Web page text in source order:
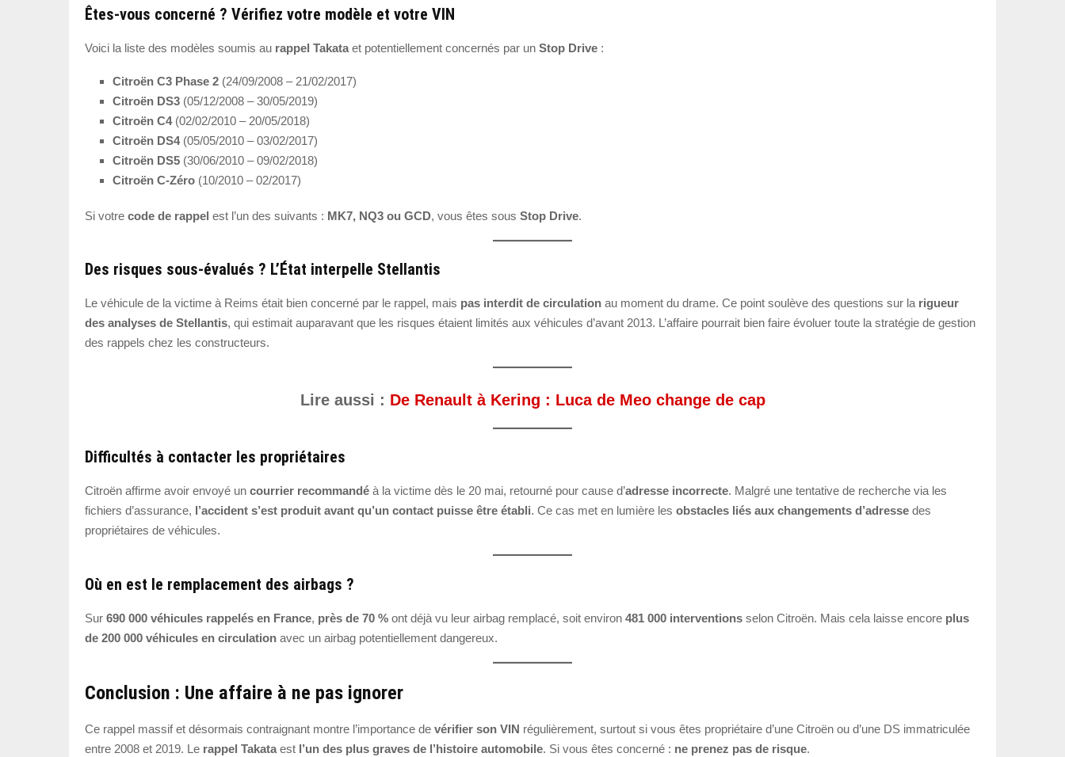
Êtes-vous concerné ? Vérifiez votre modèle et votre VIN
Voici la liste des modèles soumis au rappel Takata et potentiellement concernés par un Stop Drive :
Citroën C3 Phase 2 (24/09/2008 – 21/02/2017)
Citroën DS3 (05/12/2008 – 30/05/2019)
Citroën C4(02/02/2010 – 20/05/2018)
Citroën DS4(05/05/2010 – 03/02/2017)
Citroën DS5 (30/06/2010 – 09/02/2018)
Citroën C-Zéro (10/2010 – 02/2017)
Si votre code de rappel est l’un des suivants : MK7, NQ3 ou GCD, vous êtes sous Stop Drive.
Des risques sous-évalués ? L’État interpelle Stellantis
Le véhicule de la victime à Reims était bien concerné par le rappel, mais pas interdit de circulation au moment du drame. Ce point soulève des questions sur la rigueur
des analyses de Stellantis, qui estimait auparavant que les risques étaient limités aux véhicules d’avant 2013. L’affaire pourrait bien faire évoluer toute la stratégie de gestion
des rappels chez les constructeurs.
Lire aussi : De Renault à Kering : Luca de Meo change de cap
Difficultés à contacter les propriétaires
Citroën affirme avoir envoyé un courrier recommandé à la victime dès le 20 mai, retourné pour cause d’adresse incorrecte. Malgré une tentative de recherche via les
fichiers d’assurance, l’accident s’est produit avant qu’un contact puisse être établi. Ce cas met en lumière les obstacles liés aux changements d’adresse des
propriétaires de véhicules.
Où en est le remplacement des airbags ?
Sur 690 000 véhicules rappelés en France, près de 70 % ont déjà vu leur airbag remplacé, soit environ 481 000 interventions selon Citroën. Mais cela laisse encore plus
de 200 000 véhicules en circulation avec un airbag potentiellement dangereux.
Conclusion : Une affaire à ne pas ignorer
Ce rappel massif et désormais contraignant montre l’importance de vérifier son VIN régulièrement, surtout si vous êtes propriétaire d’une Citroën ou d’une DS immatriculée
entre 2008 et 2019. Le rappel Takata est l’un des plus graves de l’histoire automobile. Si vous êtes concerné : ne prenez pas de risque.